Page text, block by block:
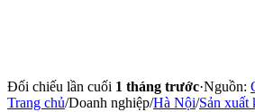
Đối chiếu lần cuối 1 tháng trước·Nguồn:
Trang chủ/Doanh nghiệp/Hà Nội/Sản xuất